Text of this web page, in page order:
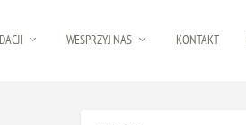
WESPRZYJ NAS KONTAKT